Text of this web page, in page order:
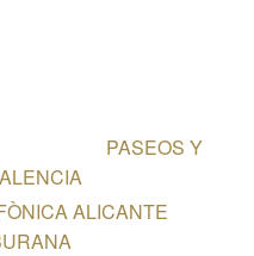
PASEOS Y
ALICANTE